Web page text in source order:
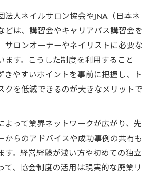
法人ネイルサロン協会やJNA（日本ネ
どは、講習会やキャリアパス講習会を
サロンオーナーやネイリストに必要な
ます。こうした制度を利用すること
きやすいポイントを事前に把握し、ト
クを低減できるのが大きなメリットで
よって業界ネットワークが広がり、先
からのアドバイスや成功事例の共有も
す。経営経験が浅い方や初めての独立
て、協会制度の活用は現実的な廃業リ